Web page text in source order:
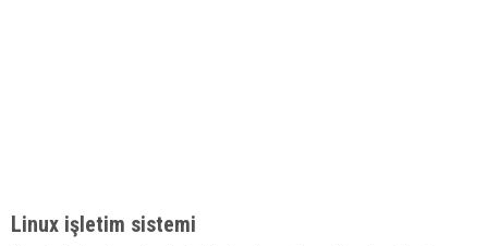
Linux işletim sistemi